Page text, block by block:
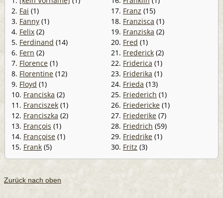
2. Fai (1)
3. Fanny (1)
4. Felix (2)
5. Ferdinand (14)
6. Fern (2)
7. Florence (1)
8. Florentine (12)
9. Floyd (1)
10. Franciska (2)
11. Franciszek (1)
12. Franciszka (2)
13. François (1)
14. Françoise (1)
15. Frank (5)
17. Franz (15)
18. Franzisca (1)
19. Franziska (2)
20. Fred (1)
21. Frederick (2)
22. Friderica (1)
23. Friderika (1)
24. Frieda (13)
25. Friederich (1)
26. Friedericke (1)
27. Friederike (7)
28. Friedrich (59)
29. Friedrike (1)
30. Fritz (3)
Zurück nach oben